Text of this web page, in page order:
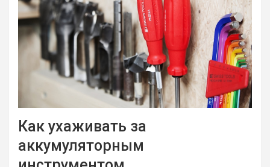
Как ухаживать за
аккумуляторным